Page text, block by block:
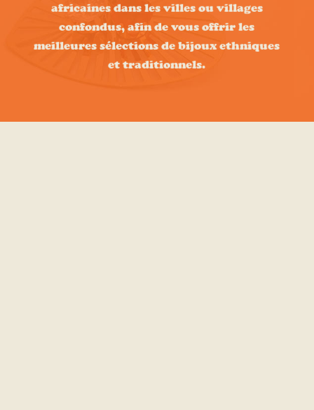
africaines dans les villes ou villages
confondus, afin de vous offrir les
meilleures sélections de bijoux ethniques
et traditionnels.